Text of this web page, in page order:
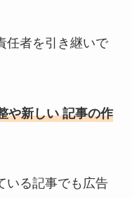
任者を引き継いで
や新しい 記事の作
いる記事でも広告